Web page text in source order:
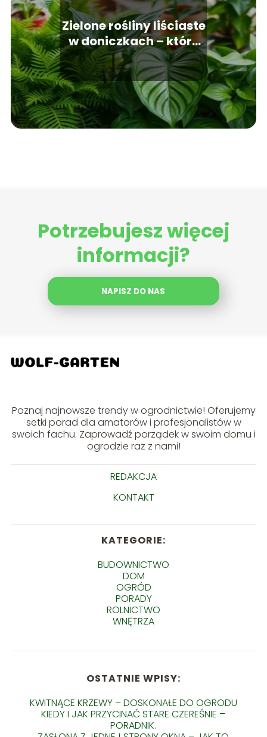
Zielone rośliny liściaste
w doniczkach – które
warto wybrać do
wnętrza?
Potrzebujesz więcej
informacji?
NAPISZ DO NAS
Poznaj najnowsze trendy w ogrodnictwie! Oferujemy
setki porad dla amatorów i profesjonalistów w
swoich fachu. Zaprowadź porządek w swoim domu i
ogrodzie raz z nami!
REDAKCJA
KONTAKT
KATEGORIE:
BUDOWNICTWO
DOM
OGRÓD
PORADY
ROLNICTWO
WNĘTRZA
OSTATNIE WPISY:
KWITNĄCE KRZEWY – DOSKONAŁE DO OGRODU
KIEDY I JAK PRZYCINAĆ STARE CZEREŚNIE –
PORADNIK.